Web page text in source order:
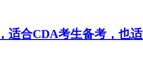
适合CDA考生备考，也